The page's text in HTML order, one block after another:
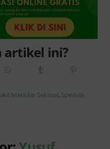
artikel ini?
Menular Seksual, Spesialis